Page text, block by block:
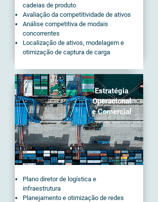
cadeias de produto
Avaliação da competitividade de ativos
Análise competitiva de modais
concorrentes
Localização de ativos, modelagem e
otimização de captura de carga
Estratégia
Operacional
e Comercial
Plano diretor de logística e
infraestrutura
Planejamento e otimização de redes